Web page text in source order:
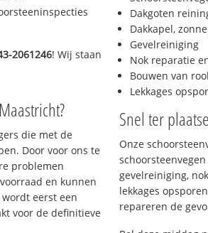
2061246! Wij staan
die met de
Door voor ons te
problemen
en kunnen
eerst een
voor de definitieve
Dakgoten
Dakkapel,
Gevelreiniging
Nok reparatie
Bouwen van
Lekkages
Snel ter plaatse
Onze
gevelreiniging,
lekkages
repareren de